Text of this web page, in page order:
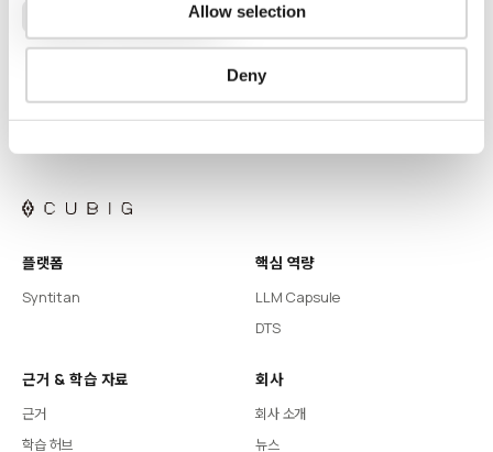
Allow selection
Deny
플랫폼
Syntitan
핵심 역량
LLM Capsule
DTS
근거 & 학습 자료
근거
학습 허브
회사
회사 소개
뉴스